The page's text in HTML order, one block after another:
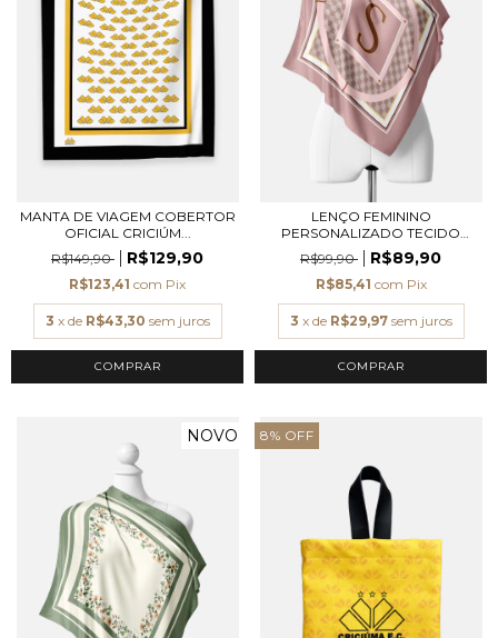
MANTA DE VIAGEM COBERTOR
OFICIAL CRICIÚM...
R$149,90
R$129,90
R$123,41 com Pix
3 x de R$43,30 sem juros
LENÇO FEMININO
PERSONALIZADO TECIDO
TOQU...
R$99,90 R$89,90
R$85,41 com Pix
3 x de R$29,97 sem juros
COMPRAR
NOVO 8% OFF